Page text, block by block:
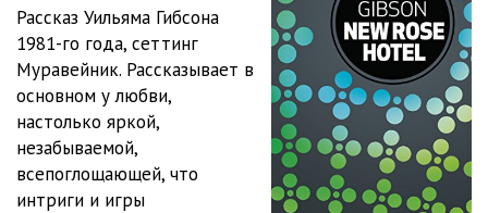
Рассказ Уильяма Гибсона
1981-го года, сеттинг
Муравейник. Рассказывает в
основном у любви,
настолько яркой,
незабываемой,
всепоглощающей, что
интриги и игры